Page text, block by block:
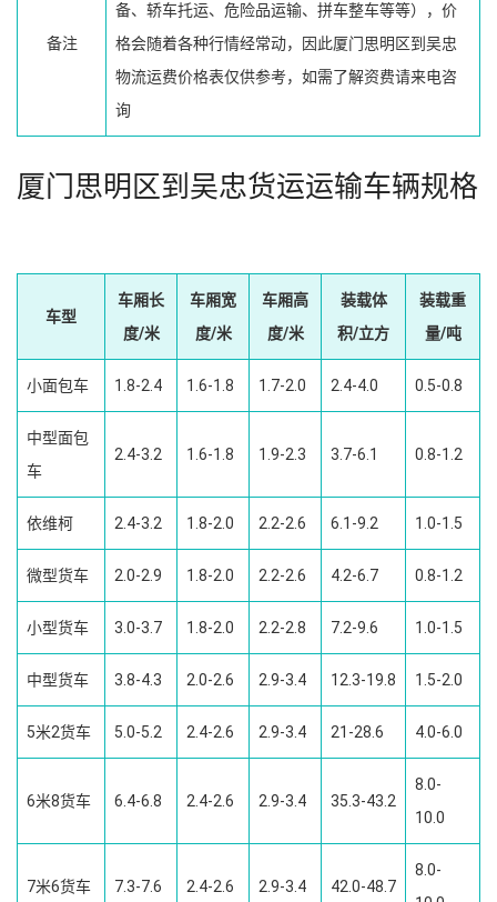
备注
备、轿车托运、危险品运输、拼车整车等等），价
格会随着各种行情经常动，因此厦门思明区到吴忠
物流运费价格表仅供参考，如需了解资费请来电咨
询
厦门思明区到吴忠货运运输车辆规格
车型
车厢长
度/米
车厢宽
度/米
车厢高
度/米
装载体
积/立方
装载重
量/吨
小面包车 1.8-2.4 1.6-1.8 1.7-2.0 2.4-4.0 0.5-0.8
中型面包
车
2.4-3.2 1.6-1.8 1.9-2.3 3.7-6.1 0.8-1.2
依维柯 2.4-3.2 1.8-2.0 2.2-2.6 6.1-9.2 1.0-1.5
微型货车 2.0-2.9 1.8-2.0 2.2-2.6 4.2-6.7 0.8-1.2
小型货车 3.0-3.7 1.8-2.0 2.2-2.8 7.2-9.6 1.0-1.5
中型货车 3.8-4.3 2.0-2.6 2.9-3.4 12.3-19.8 1.5-2.0
5米2货车 5.0-5.2 2.4-2.6 2.9-3.4 21-28.6 4.0-6.0
6米8货车 6.4-6.8 2.4-2.6 2.9-3.4 35.3-43.2
8.0-
10.0
7米6货车 7.3-7.6 2.4-2.6 2.9-3.4 42.0-48.7
8.0-